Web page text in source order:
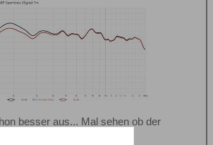
besser aus... Mal sehen ob der
ist. Denke nicht.